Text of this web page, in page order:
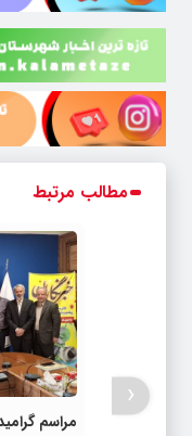
مطالب مرتبط
مراسم
‹